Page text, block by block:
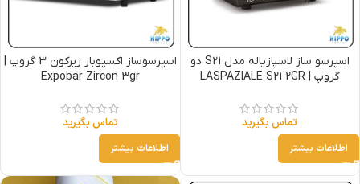
اسپرسو ساز لاسپازیاله مدل S21 دو
گروپ | LASPAZIALE S21 2GR
تماس بگیرید
اطلاعات بیشتر
اسپرسوساز اکسپوبار زیرکون 3 گروپ |
Expobar Zircon 3gr
تماس بگیرید
اطلاعات بیشتر